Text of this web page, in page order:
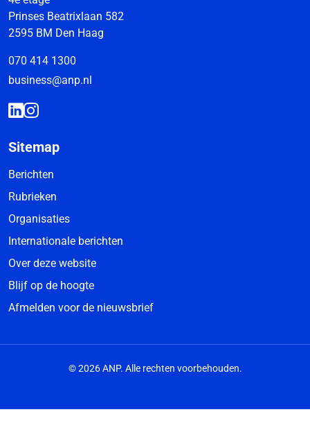
Prinses Beatrixlaan 582
2595 BM Den Haag
070 414 1300
business@anp.nl
Sitemap
Berichten
Rubrieken
Organisaties
Internationale berichten
Over deze website
Blijf op de hoogte
Afmelden voor de nieuwsbrief
© 2026 ANP. Alle rechten voorbehouden.